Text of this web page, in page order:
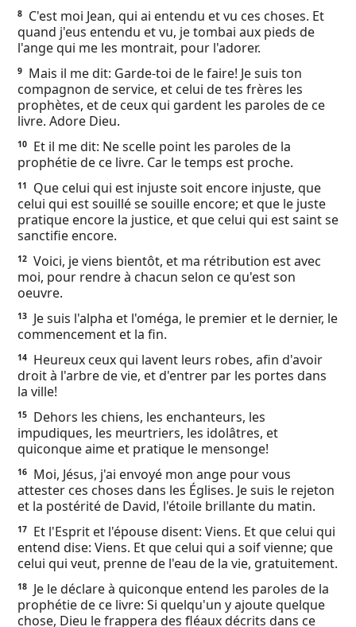
8
C'est moi Jean, qui ai entendu et vu ces choses. Et
quand j'eus entendu et vu, je tombai aux pieds de
l'ange qui me les montrait, pour l'adorer.
9
Mais il me dit: Garde-toi de le faire! Je suis ton
compagnon de service, et celui de tes frères les
prophètes, et de ceux qui gardent les paroles de ce
livre. Adore Dieu.
10
Et il me dit: Ne scelle point les paroles de la
prophétie de ce livre. Car le temps est proche.
11
Que celui qui est injuste soit encore injuste, que
celui qui est souillé se souille encore; et que le juste
pratique encore la justice, et que celui qui est saint se
sanctifie encore.
12 Voici, je viens bientôt, et ma rétribution est avec
moi, pour rendre à chacun selon ce qu'est son
oeuvre.
13
Je suis l'alpha et l'oméga, le premier et le dernier, le
commencement et la fin.
14
Heureux ceux qui lavent leurs robes, afin d'avoir
droit à l'arbre de vie, et d'entrer par les portes dans
la ville!
15
Dehors les chiens, les enchanteurs, les
impudiques, les meurtriers, les idolâtres, et
quiconque aime et pratique le mensonge!
16
Moi, Jésus, j'ai envoyé mon ange pour vous
attester ces choses dans les Églises. Je suis le rejeton
et la postérité de David, l'étoile brillante du matin.
17
Et l'Esprit et l'épouse disent: Viens. Et que celui qui
entend dise: Viens. Et que celui qui a soif vienne; que
celui qui veut, prenne de l'eau de la vie, gratuitement.
18
Je le déclare à quiconque entend les paroles de la
prophétie de ce livre: Si quelqu'un y ajoute quelque
chose, Dieu le frappera des fléaux décrits dans ce